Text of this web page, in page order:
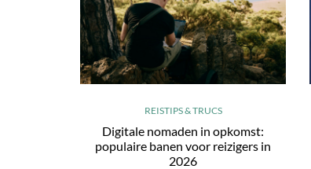
REISTIPS & TRUCS
Digitale nomaden in opkomst:
populaire banen voor reizigers in
2026